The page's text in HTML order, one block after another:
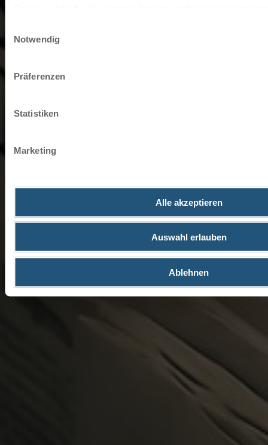
entscheiden, nur notwendige Cookies zu verwenden, indem
Impressum
Notwendig
Präferenzen
Statistiken
Marketing
Alle akzeptieren
Auswahl erlauben
Ablehnen